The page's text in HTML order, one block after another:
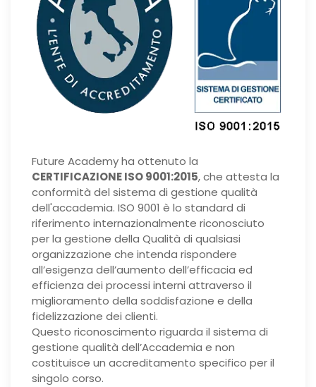
Future Academy ha ottenuto la
CERTIFICAZIONE ISO 9001:2015, che attesta la
conformità del sistema di gestione qualità
dell'accademia. ISO 9001 è lo standard di
riferimento internazionalmente riconosciuto
per la gestione della Qualità di qualsiasi
organizzazione che intenda rispondere
all’esigenza dell’aumento dell’efficacia ed
efficienza dei processi interni attraverso il
miglioramento della soddisfazione e della
fidelizzazione dei clienti.
Questo riconoscimento riguarda il sistema di
gestione qualità dell’Accademia e non
costituisce un accreditamento specifico per il
singolo corso.